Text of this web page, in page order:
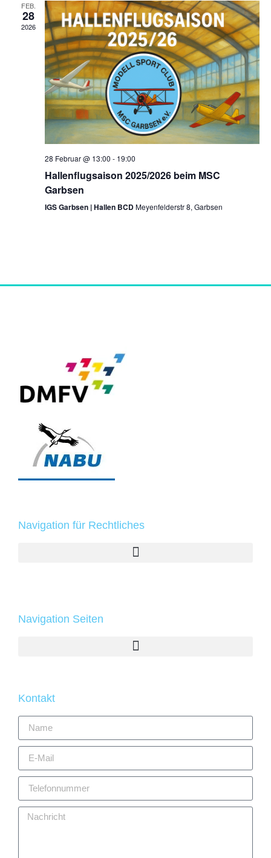
FEB.
28
2026
28 Februar @ 13:00 - 19:00
Hallenflugsaison 2025/2026 beim MSC
Garbsen
IGS Garbsen | Hallen BCDMeyenfelderstr 8, Garbsen
Navigation für Rechtliches
Navigation Seiten
Kontakt